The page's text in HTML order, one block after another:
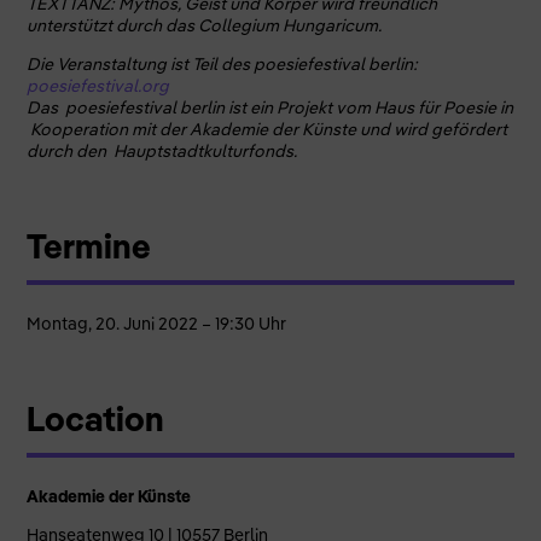
unterstützt durch das Collegium Hungaricum.
Die Veranstaltung ist Teil des poesiefestival berlin:
poesiefestival.org
Das poesiefestival berlin ist ein Projekt vom Haus für Poesie in
Kooperation mit der Akademie der Künste und wird gefördert
durch den Hauptstadtkulturfonds.
Termine
Montag, 20. Juni 2022 – 19:30 Uhr
Location
Akademie der Künste
Hanseatenweg 10 | 10557 Berlin